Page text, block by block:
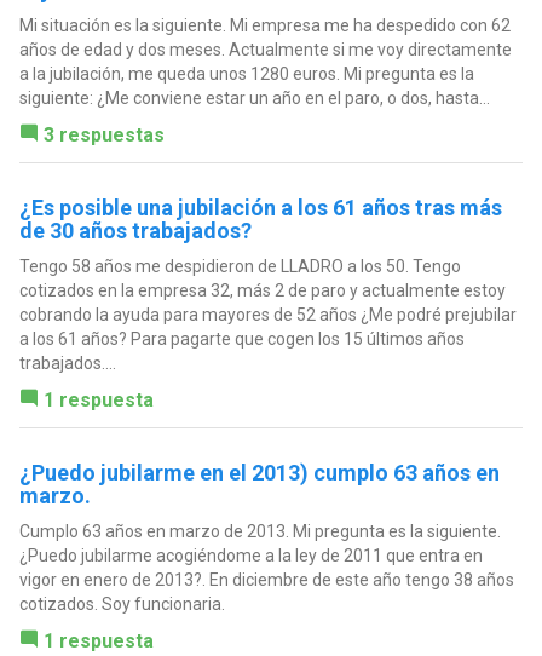
Mi situación es la siguiente. Mi empresa me ha despedido con 62
años de edad y dos meses. Actualmente si me voy directamente
a la jubilación, me queda unos 1280 euros. Mi pregunta es la
siguiente: ¿Me conviene estar un año en el paro, o dos, hasta...
3 respuestas
¿Es posible una jubilación a los 61 años tras más
de 30 años trabajados?
Tengo 58 años me despidieron de LLADRO a los 50. Tengo
cotizados en la empresa 32, más 2 de paro y actualmente estoy
cobrando la ayuda para mayores de 52 años ¿Me podré prejubilar
a los 61 años? Para pagarte que cogen los 15 últimos años
trabajados....
1 respuesta
¿Puedo jubilarme en el 2013) cumplo 63 años en
marzo.
Cumplo 63 años en marzo de 2013. Mi pregunta es la siguiente.
¿Puedo jubilarme acogiéndome a la ley de 2011 que entra en
vigor en enero de 2013?. En diciembre de este año tengo 38 años
cotizados. Soy funcionaria.
1 respuesta